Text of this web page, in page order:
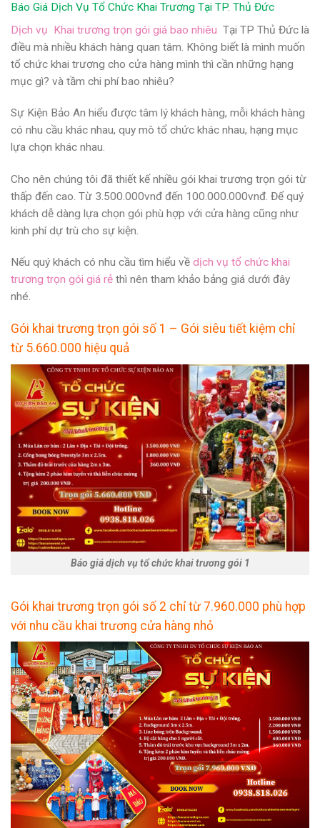
Báo Giá Dịch Vụ Tổ Chức Khai Trương Tại TP. Thủ Đức
Dịch vụ Khai trương trọn gói giá bao nhiêu Tại TP Thủ Đức là
điều mà nhiều khách hàng quan tâm. Không biết là mình muốn
tổ chức khai trương cho cửa hàng mình thì cần những hạng
mục gì? và tầm chi phí bao nhiêu?
Sự Kiện Bảo An hiểu được tâm lý khách hàng, mỗi khách hàng
có nhu cầu khác nhau, quy mô tổ chức khác nhau, hạng mục
lựa chọn khác nhau.
Cho nên chúng tôi đã thiết kế nhiều gói khai trương trọn gói từ
thấp đến cao. Từ 3.500.000vnđ đến 100.000.000vnđ. Để quý
khách dễ dàng lựa chọn gói phù hợp với cửa hàng cũng như
kinh phí dự trù cho sự kiện.
Nếu quý khách có nhu cầu tìm hiểu về dịch vụ tổ chức khai
trương trọn gói giá rẻ thì nên tham khảo bảng giá dưới đây
nhé.
Gói khai trương trọn gói số 1 – Gói siêu tiết kiệm chỉ
từ 5.660.000 hiệu quả
Báo giá dịch vụ tổ chức khai trương gói 1
Gói khai trương trọn gói số 2 chỉ từ 7.960.000 phù hợp
với nhu cầu khai trương cửa hàng nhỏ